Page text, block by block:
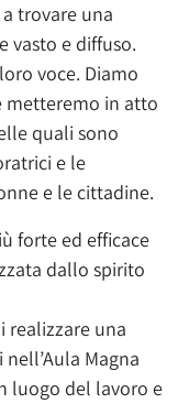
trovare una
vasto e diffuso.
voce. Diamo
metteremo in atto
quali sono
e le
e le cittadine.
forte ed efficace
dallo spirito
realizzare una
Magna
luogo del lavoro e